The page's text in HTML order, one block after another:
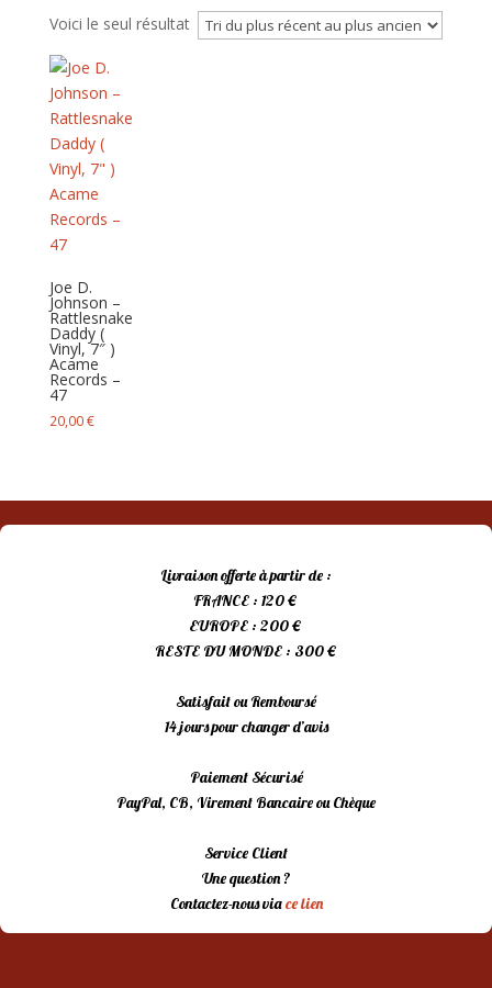
Voici le seul résultat
Joe D.
Johnson –
Rattlesnake
Daddy (
Vinyl, 7″ )
Acame
Records –
47
20,00€
Livraison offerte à partir de :
FRANCE : 120 €
EUROPE : 200 €
RESTE DU MONDE : 300 €
Satisfait ou Remboursé
14 jours pour changer d’avis
Paiement Sécurisé
PayPal, CB, Virement Bancaire ou Chèque
Service Client
Une question ?
Contactez-nous viace lien